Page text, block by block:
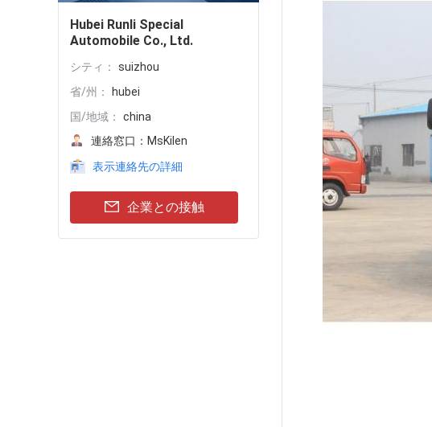
Hubei Runli Special
Automobile Co., Ltd.
シティ：
suizhou
省/州：
hubei
国/地域：
china
連絡窓口： MsKilen
表示連絡先の詳細
企業との接触